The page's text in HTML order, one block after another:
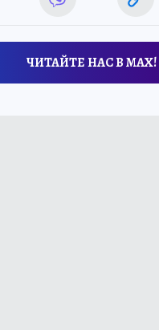
ЧИТАЙТЕ НАС В МАХ!